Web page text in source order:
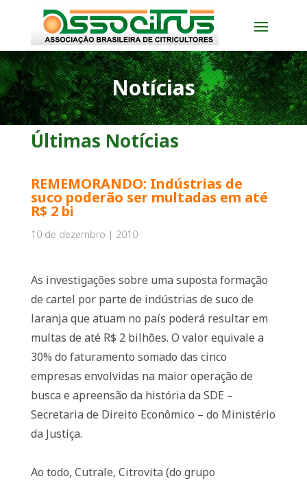
Notícias
Últimas Notícias
REMEMORANDO: Indústrias de
suco poderão ser multadas em até
R$ 2 bi
10 de dezembro | 2010
As investigações sobre uma suposta formação
de cartel por parte de indústrias de suco de
laranja que atuam no país poderá resultar em
multas de até R$ 2 bilhões. O valor equivale a
30% do faturamento somado das cinco
empresas envolvidas na maior operação de
busca e apreensão da história da SDE –
Secretaria de Direito Econômico – do Ministério
da Justiça.
Ao todo, Cutrale, Citrovita (do grupo